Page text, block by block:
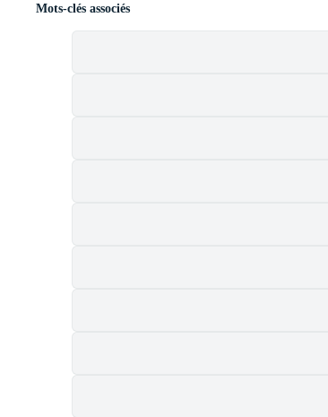
Mots-clés associés